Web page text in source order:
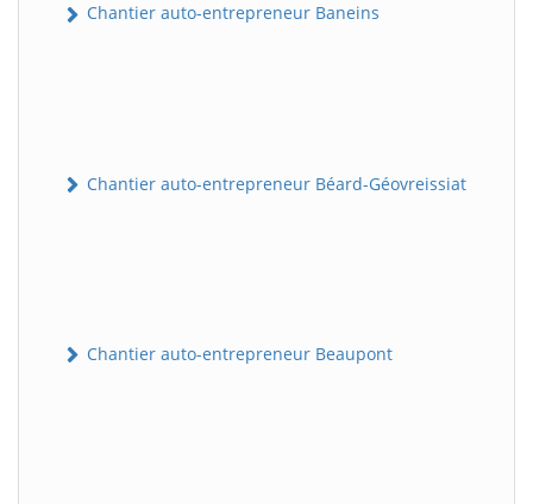
Chantier auto-entrepreneur Baneins
Chantier auto-entrepreneur Béard-Géovreissiat
Chantier auto-entrepreneur Beaupont